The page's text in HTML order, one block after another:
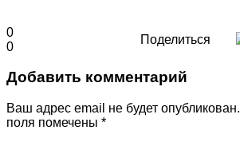
0
0
Поделиться
Добавить комментарий
Ваш адрес email не будет опубликован.
поля помечены *